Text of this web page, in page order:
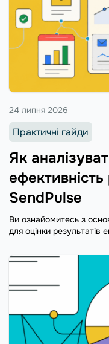
Як
SendPulse
24 липня 2026
Практичні гайди
Ви ознайомитесь з
для оцінки результатів